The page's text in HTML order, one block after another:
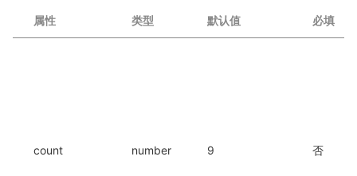
属性 类型 默认值 必填
count number 9 否